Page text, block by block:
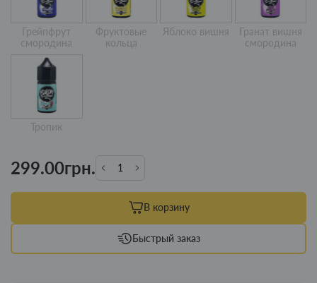
Грейпфрут
смородина
Фруктовые
кольца
Яблоко вишня
Гранат вишня
смородина
Тропик
299.00грн.
В корзину
Быстрый заказ